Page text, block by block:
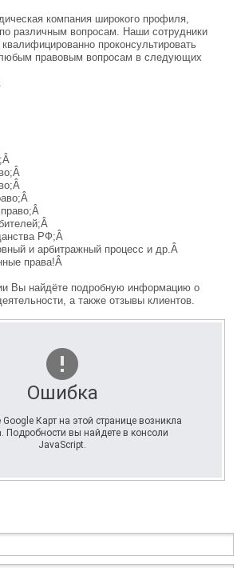
компания широкого профиля,
различным вопросам. Наши сотрудники
проконсультировать
правовым вопросам в следующих
РФ;Â
и арбитражный процесс и др.Â
права!Â
Вы найдёте подробную информацию о
а также отзывы клиентов.
Ошибка
Google Карт на этой странице возникла
Подробности вы найдете в консоли
JavaScript.